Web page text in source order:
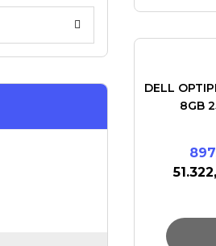
DELL
8GB